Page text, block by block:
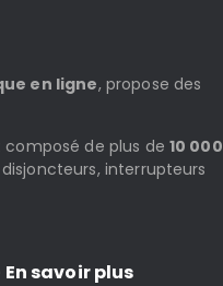
en ligne, propose des
de plus de 10 000
interrupteurs
savoir plus